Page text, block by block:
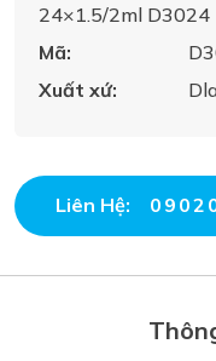
24×1.5/2ml D3024
Mã:
Xuất xứ:
Liên Hệ: